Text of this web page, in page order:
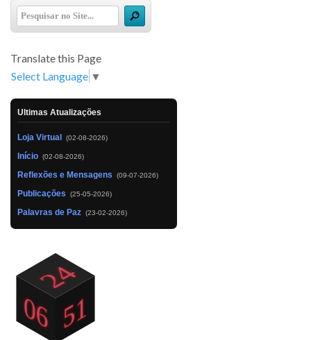
Translate this Page
Select Language ▼
Ultimas Atualizações
Loja Virtual (02-08-2026)
Início (02-08-2026)
Reflexões e Mensagens (09-07-2026)
Publicações (25-05-2026)
Palavras de Paz (23-02-2026)